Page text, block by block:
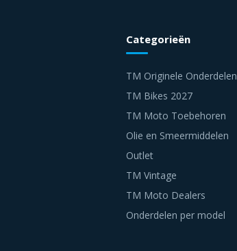
Categorieën
TM Originele Onderdelen
TM Bikes 2027
TM Moto Toebehoren
Olie en Smeermiddelen
Outlet
TM Vintage
TM Moto Dealers
Onderdelen per model